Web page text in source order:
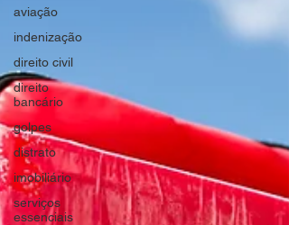
aviação
indenização
direito civil
direito
bancário
golpes
distrato
imobiliário
serviços
essenciais